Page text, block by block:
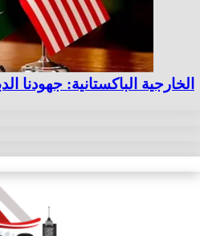
الخارجية الباكستانية: جهودنا